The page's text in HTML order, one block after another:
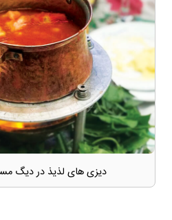
دیزی های لذیذ در دیگ